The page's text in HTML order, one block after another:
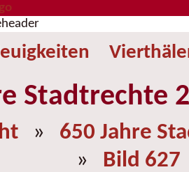
Stadtrechte
» 650 Jahre
» Bild 627